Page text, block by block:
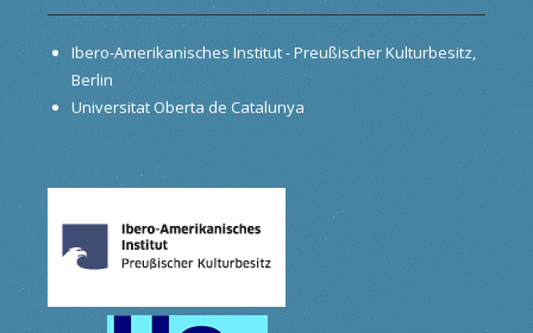
Ibero-Amerikanisches Institut - Preußischer Kulturbesitz,
Berlin
Universitat Oberta de Catalunya